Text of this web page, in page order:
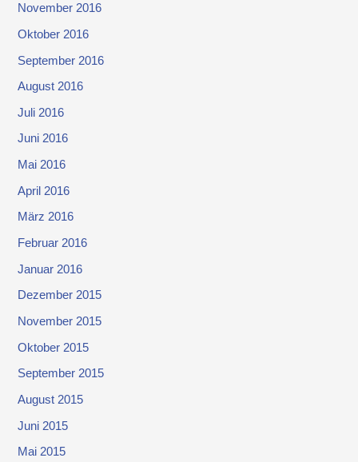
November 2016
Oktober 2016
September 2016
August 2016
Juli 2016
Juni 2016
Mai 2016
April 2016
März 2016
Februar 2016
Januar 2016
Dezember 2015
November 2015
Oktober 2015
September 2015
August 2015
Juni 2015
Mai 2015